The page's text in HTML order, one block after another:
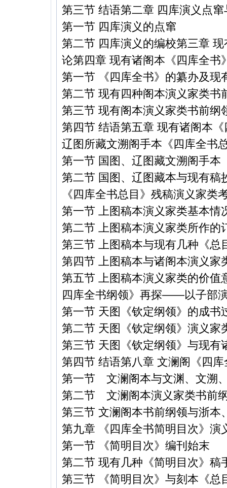
第三节 结语第二章 四库演义点
第一节 四库演义的点窜
第二节 四库演义的编校第三章
论第四章 现有诸阁本《四库全书
第一节 《四库全书》的纂办及现
第二节 现有四种阁本演义家类书
第三节 现有阁本演义家类书前纲
第四节 结语第五章 现有诸阁本
辽图所藏文溯阁手本《四库全书
第一节 国图、辽图藏文溯阁手本
第二节 国图、辽图藏本与现有稿
《四库全书总目》残稿演义家类
第一节 上图稿本演义家类基本情
第二节 上图稿本演义家类所作的
第三节 上图稿本与现有几种《总
第四节 上图稿本与诸阁本演义家
第五节 上图稿本演义家类的价值
四库全书纲领》再探——以子部
第一节 天图《钦定纲领》的成书
第二节 天图《钦定纲领》演义家
第三节 天图《钦定纲领》与现有
第四节 结语第八章 文澜阁《四
第一节 文澜阁本与文渊、文溯
第二节 文澜阁本演义家类书前
第三节 文澜阁本书前纲领与浙本
第九章 《四库全书简明目次》演
第一节 《简明目次》编刊始末
第二节 现有几种《简明目次》稿
第三节 《简明目次》与刻本《总